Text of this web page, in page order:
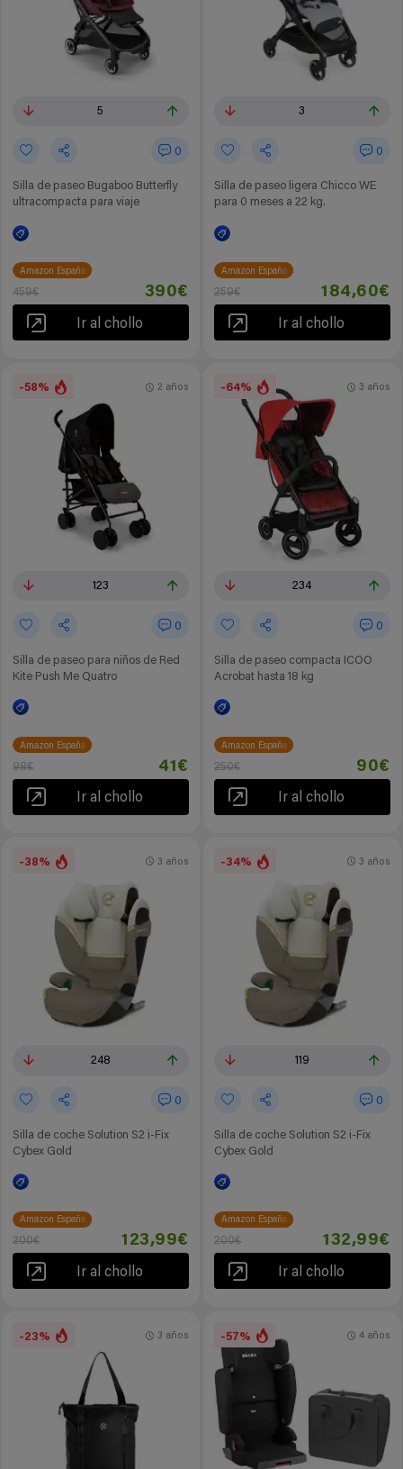
5
0
Silla de paseo Bugaboo Butterfly
ultracompacta para viaje
Amazon España
459€ 390€
Ir al chollo
3
0
Silla de paseo ligera Chicco WE
para 0 meses a 22 kg.
Amazon España
259€ 184,60€
Ir al chollo
-58%
123
0
Silla de paseo para niños de Red
Kite Push Me Quatro
2 años
Amazon España
98€ 41€
Ir al chollo
-64%
234
0
Silla de paseo compacta ICOO
Acrobat hasta 18 kg
3 años
Amazon España
250€ 90€
Ir al chollo
-38%
248
0
Silla de coche Solution S2 i-Fix
Cybex Gold
3 años
Amazon España
200€ 123,99€
Ir al chollo
-34%
119
0
Silla de coche Solution S2 i-Fix
Cybex Gold
3 años
Amazon España
200€ 132,99€
Ir al chollo
-23% 3 años -57% 4 años